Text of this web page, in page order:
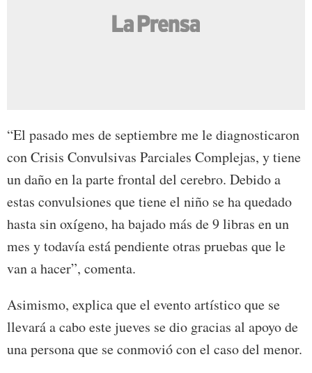
“El pasado mes de septiembre me le diagnosticaron
con Crisis Convulsivas Parciales Complejas, y tiene
un daño en la parte frontal del cerebro. Debido a
estas convulsiones que tiene el niño se ha quedado
hasta sin oxígeno, ha bajado más de 9 libras en un
mes y todavía está pendiente otras pruebas que le
van a hacer”, comenta.
Asimismo, explica que el evento artístico que se
llevará a cabo este jueves se dio gracias al apoyo de
una persona que se conmovió con el caso del menor.